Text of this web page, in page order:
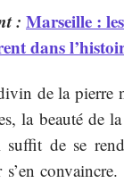
: Marseille :
dans
de la pierre
la beauté de
de se
convaincre.